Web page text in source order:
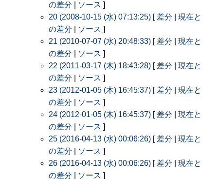
の差分
ソース ]
20 (2008-10-15 (水) 07:13:25) [ 差分
現在と
の差分
ソース ]
21 (2010-07-07 (水) 20:48:33) [ 差分
現在と
の差分
ソース ]
22 (2011-03-17 (木) 18:43:28) [ 差分
現在と
の差分
ソース ]
23 (2012-01-05 (木) 16:45:37) [ 差分
現在と
の差分
ソース ]
24 (2012-01-05 (木) 16:45:37) [ 差分
現在と
の差分
ソース ]
25 (2016-04-13 (水) 00:06:26) [ 差分
現在と
の差分
ソース ]
26 (2016-04-13 (水) 00:06:26) [ 差分
現在と
の差分
ソース ]